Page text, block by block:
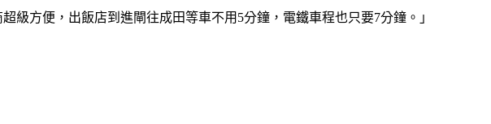
級方便，出飯店到進閘往成田等車不用5分鐘，電鐵車程也只要7分鐘。」